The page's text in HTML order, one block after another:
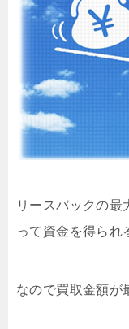
リースバックの最
って資金を得られ
なので買取金額が